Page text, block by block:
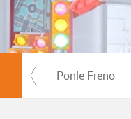
Ponle Freno